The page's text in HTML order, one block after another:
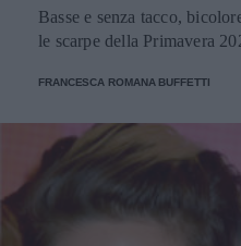
Basse e senza tacco,
le scarpe della Primavera
FRANCESCA ROMANA BUFFETTI